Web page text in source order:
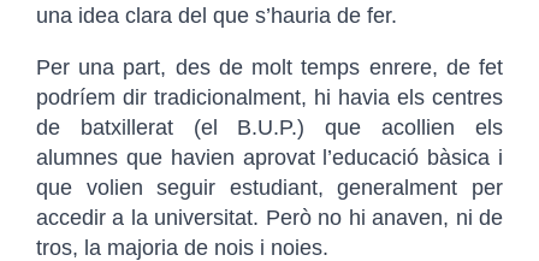
una idea clara del que s’hauria de fer.
Per una part, des de molt temps enrere, de fet
podríem dir tradicionalment, hi havia els centres
de batxillerat (el B.U.P.) que acollien els
alumnes que havien aprovat l’educació bàsica i
que volien seguir estudiant, generalment per
accedir a la universitat. Però no hi anaven, ni de
tros, la majoria de nois i noies.